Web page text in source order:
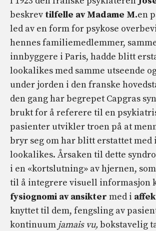
beskrev tilfelle av Madame M.en
led av en form for psykose
hennes familiemedlemmer,
innbyggere i Paris, hadde blitt
lookalikes med samme utseende
under jorden i den franske
den gang har begrepet Capgras
brukt for å referere til en
pasienter utvikler troen på at
bryr seg om har blitt erstattet med
lookalikes. Årsaken til dette
i en «kortslutning» av hjernen,
til å integrere visuell informasjon
fysiognomi av ansikter med i
knyttet til dem, fengsling av
kontinuum jamais vu, bokstavelig